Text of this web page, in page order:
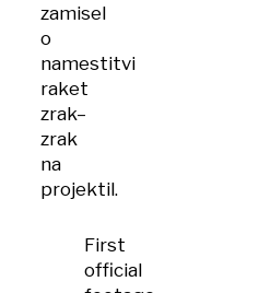
zamisel
o
namestitvi
raket
zrak–
zrak
na
projektil.
First
official